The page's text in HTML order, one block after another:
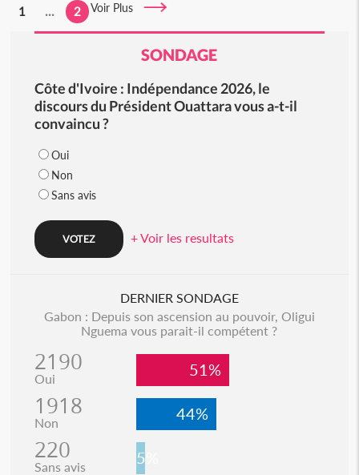
1 ... 2 Voir Plus
SONDAGE
Côte d'Ivoire : Indépendance 2026, le
discours du Président Ouattara vous a-t-il
convaincu ?
Oui
Non
Sans avis
+ Voir les resultats
DERNIER SONDAGE
Gabon : Depuis son ascension au pouvoir, Oligui
Nguema vous parait-il compétent ?
2190
Oui 51%
1918
Non 44%
220
Sans avis 5%